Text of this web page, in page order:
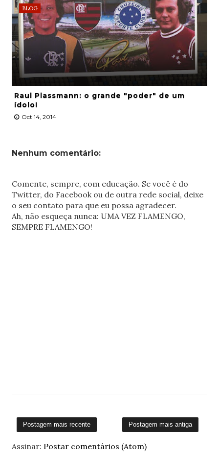
BLOG
Raul Plassmann: o grande "poder" de um
ídolo!
Oct 14, 2014
Nenhum comentário:
Comente, sempre, com educação. Se você é do
Twitter, do Facebook ou de outra rede social, deixe
o seu contato para que eu possa agradecer.
Ah, não esqueça nunca: UMA VEZ FLAMENGO,
SEMPRE FLAMENGO!
Postagem mais recente Postagem mais antiga
Assinar: Postar comentários (Atom)